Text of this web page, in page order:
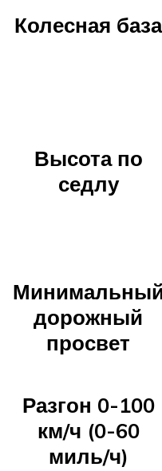
Колесная база
Высота по
седлу
дорожный
просвет
Разгон 0-100
км/ч (0-60
миль/ч)